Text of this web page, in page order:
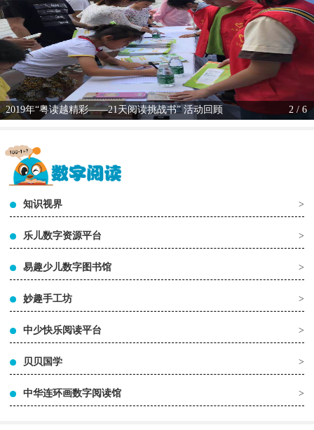
2019年“粤读越精彩——21天阅读挑战书” 活动回顾 2 / 6
知识视界 >
乐儿数字资源平台 >
易趣少儿数字图书馆 >
妙趣手工坊 >
中少快乐阅读平台 >
贝贝国学 >
中华连环画数字阅读馆 >